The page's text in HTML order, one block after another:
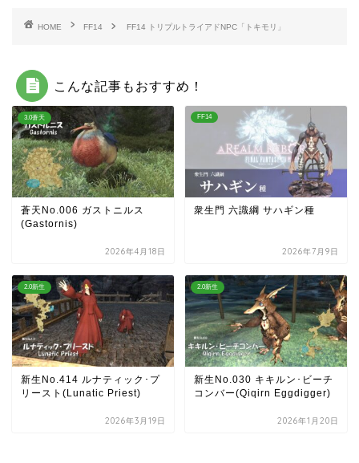
HOME FF14 FF14 トリプルトライアドNPC「トキモリ」
こんな記事もおすすめ！
3.0蒼天
蒼天No.006 ガストニルス
(Gastornis)
2026年4月18日
FF14
衆生門 六識綱 サハギン種
2026年7月9日
2.0新生
新生No.414 ルナティック･プ
リースト(Lunatic Priest)
2026年3月19日
2.0新生
新生No.030 キキルン･ビーチ
コンバー(Qiqirn Eggdigger)
2026年1月20日